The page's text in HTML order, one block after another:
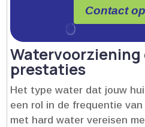
Contact
Watervoorziening
prestaties
Het type water dat jouw
een rol in de frequentie
met hard water vereisen